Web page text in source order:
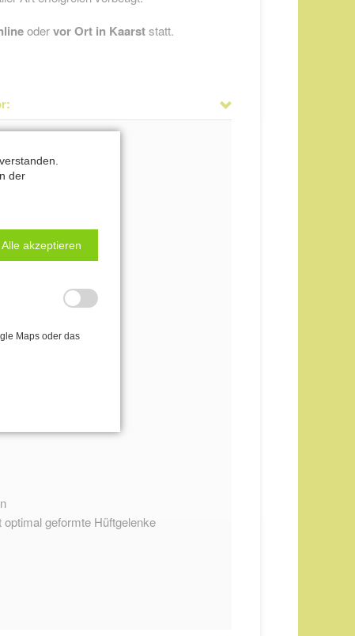
odervor Ort in Kaarststatt.
geformte Hüftgelenke
der
Alle akzeptieren
Maps oder das